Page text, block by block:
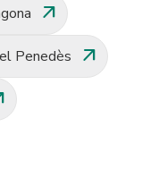
arrow_outward
Penedès arrow_outward